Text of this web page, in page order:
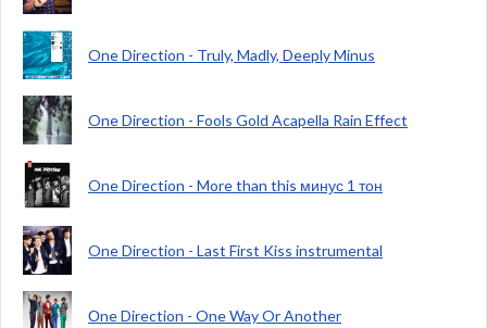
One Direction - Truly, Madly, Deeply Minus
One Direction - Fools Gold Acapella Rain Effect
One Direction - More than this минус 1 тон
One Direction - Last First Kiss instrumental
Оne Direction - One Way Or Another